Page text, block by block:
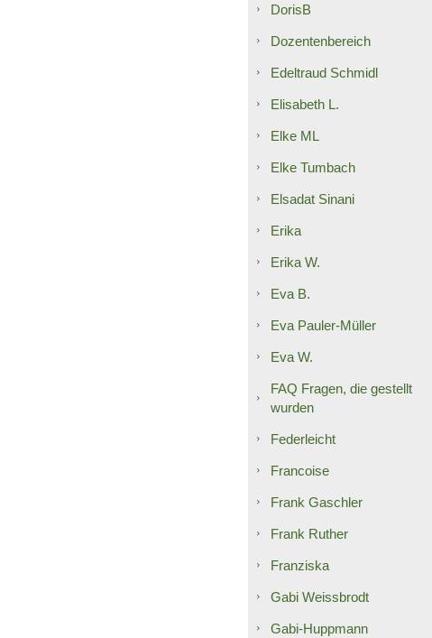
DorisB
Dozentenbereich
Edeltraud Schmidl
Elisabeth L.
Elke ML
Elke Tumbach
Elsadat Sinani
Erika
Erika W.
Eva B.
Eva Pauler-Müller
Eva W.
FAQ Fragen, die gestellt
wurden
Federleicht
Francoise
Frank Gaschler
Frank Ruther
Franziska
Gabi Weissbrodt
Gabi-Huppmann